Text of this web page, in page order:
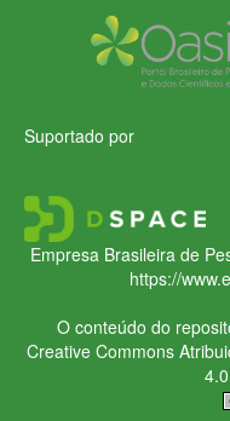
Suportado por
Empresa Brasileira de
https://
O conteúdo do
Creative Commons